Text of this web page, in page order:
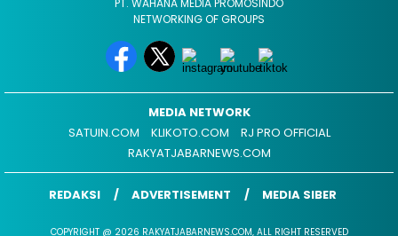
PT. WAHANA MEDIA PROMOSINDO
NETWORKING OF GROUPS
MEDIA NETWORK
SATUIN.COM
KLIKOTO.COM
RJ PRO OFFICIAL
RAKYATJABARNEWS.COM
REDAKSI ADVERTISEMENT MEDIA SIBER
COPYRIGHT @ 2026 RAKYATJABARNEWS.COM, ALL RIGHT RESERVED